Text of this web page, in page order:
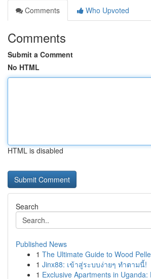
Comments
Who Upvoted
Comments
Submit a Comment
No HTML
HTML is disabled
Search
Published News
1 The Ultimate Guide to Wood
1 Jinx88: เข้าสู่ระบบง่ายๆ ทำตามนี้!
1 Exclusive Apartments in Uganda: